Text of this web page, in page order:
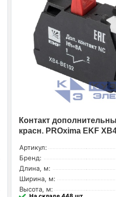
Контакт
красн. PROxima EKF
Артикул:
Бренд:
Длина, м:
Ширина, м:
Высота, м: